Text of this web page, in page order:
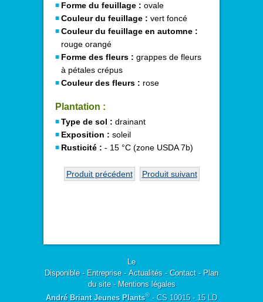
Forme du feuillage : ovale
Couleur du feuillage : vert foncé
Couleur du feuillage en automne :
rouge orangé
Forme des fleurs : grappes de fleurs
à pétales crépus
Couleur des fleurs : rose
Plantation :
Type de sol : drainant
Exposition : soleil
Rusticité : - 15 °C (zone USDA 7b)
Produit précédent Produit suivant
Le
Disponible- Entreprise- Actualités - Contact- Plan
du site- Mentions légales
André Briant Jeunes Plants®- CS 10015 - 15 LD